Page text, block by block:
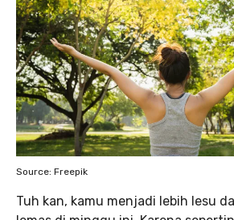
Source: Freepik
Tuh kan, kamu menjadi lebih lesu